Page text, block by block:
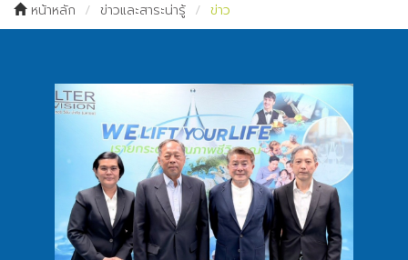
หน้าหลัก ข่าวและสาระน่ารู้ ข่าว